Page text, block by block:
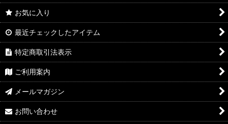
お気に入り
最近チェックしたアイテム
特定商取引法表示
ご利用案内
メールマガジン
お問い合わせ